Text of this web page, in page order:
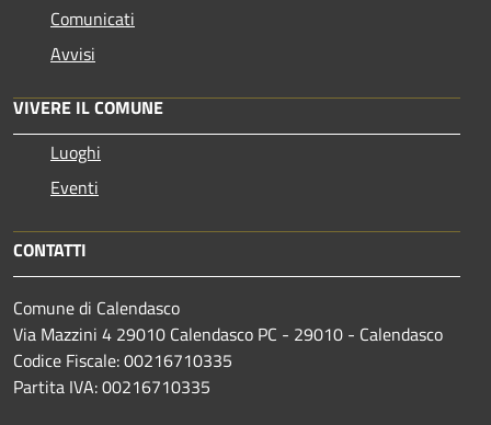
Comunicati
Avvisi
VIVERE IL COMUNE
Luoghi
Eventi
CONTATTI
Comune di Calendasco
Via Mazzini 4 29010 Calendasco PC - 29010 - Calendasco
Codice Fiscale: 00216710335
Partita IVA: 00216710335